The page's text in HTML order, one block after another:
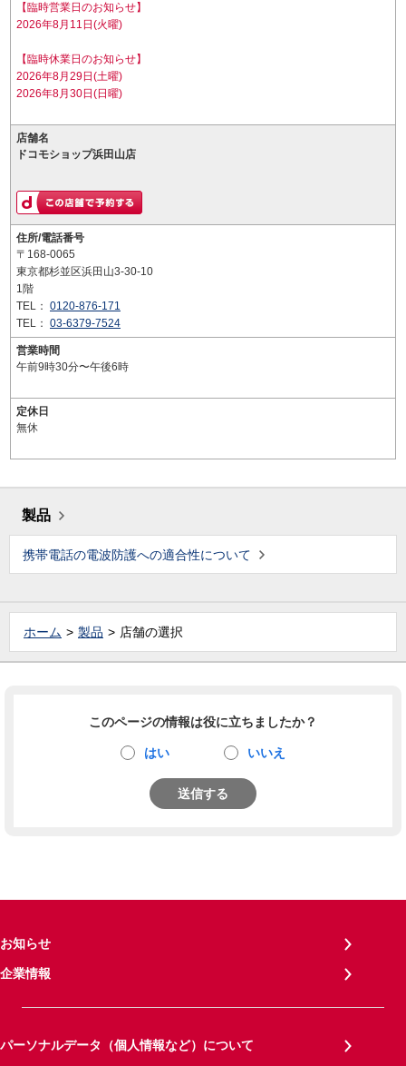
【臨時営業日のお知らせ】
2026年8月11日(火曜)
【臨時休業日のお知らせ】
2026年8月29日(土曜)
2026年8月30日(日曜)
店舗名
ドコモショップ浜田山店
住所/電話番号
〒168-0065
東京都杉並区浜田山3-30-10
1階
TEL： 0120-876-171
TEL： 03-6379-7524
営業時間
午前9時30分〜午後6時
定休日
無休
製品
携帯電話の電波防護への適合性について
ホーム 製品 店舗の選択
このページの情報は役に立ちましたか？
はい いいえ
送信する
お知らせ
企業情報
パーソナルデータ（個人情報など）について